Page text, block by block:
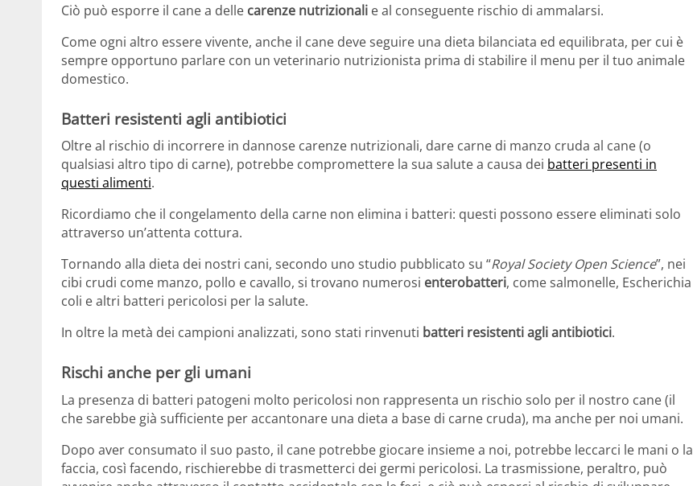
Ciò può esporre il cane a delle carenze nutrizionali e al conseguente rischio di ammalarsi.
Come ogni altro essere vivente, anche il cane deve seguire una dieta bilanciata ed equilibrata, per cui è
sempre opportuno parlare con un veterinario nutrizionista prima di stabilire il menu per il tuo animale
domestico.
Batteri resistenti agli antibiotici
Oltre al rischio di incorrere in dannose carenze nutrizionali, dare carne di manzo cruda al cane (o
qualsiasi altro tipo di carne), potrebbe compromettere la sua salute a causa dei batteri presenti in
questi alimenti.
Ricordiamo che il congelamento della carne non elimina i batteri: questi possono essere eliminati solo
attraverso un’attenta cottura.
Tornando alla dieta dei nostri cani, secondo uno studio pubblicato su “Royal Society Open Science”, nei
cibi crudi come manzo, pollo e cavallo, si trovano numerosi enterobatteri, come salmonelle, Escherichia
coli e altri batteri pericolosi per la salute.
In oltre la metà dei campioni analizzati, sono stati rinvenuti batteri resistenti agli antibiotici.
Rischi anche per gli umani
La presenza di batteri patogeni molto pericolosi non rappresenta un rischio solo per il nostro cane (il
che sarebbe già sufficiente per accantonare una dieta a base di carne cruda), ma anche per noi umani.
Dopo aver consumato il suo pasto, il cane potrebbe giocare insieme a noi, potrebbe leccarci le mani o la
faccia, così facendo, rischierebbe di trasmetterci dei germi pericolosi. La trasmissione, peraltro, può